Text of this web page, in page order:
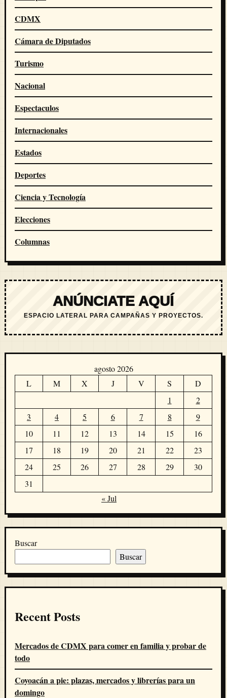
CDMX
Cámara de Diputados
Turismo
Nacional
Espectaculos
Internacionales
Estados
Deportes
Ciencia y Tecnología
Elecciones
Columnas
ANÚNCIATE AQUÍ
ESPACIO LATERAL PARA CAMPAÑAS Y PROYECTOS.
agosto 2026
L
M X J V S
D
1
2
3
4 5 6 7 8
9
10
11 12 13 14 15
16
17
18 19 20 21 22
23
24
25 26 27 28 29
30
31
« Jul
Buscar
Buscar
Recent Posts
Mercados de CDMX para comer en familia y probar de
todo
Coyoacán a pie: plazas, mercados y librerías para un
domingo